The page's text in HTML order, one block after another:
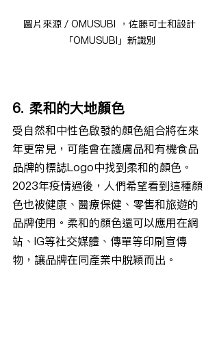
圖片來源／OMUSUBI ，佐藤可士和設計
「OMUSUBI」新識別
6. 柔和的大地顏色
受自然和中性色啟發的顏色組合將在來
年更常見，可能會在護膚品和有機食品
品牌的標誌Logo中找到柔和的顏色。
2023年疫情過後，人們希望看到這種顏
色也被健康、醫療保健、零售和旅遊的
品牌使用。柔和的顏色還可以應用在網
站、IG等社交媒體、傳單等印刷宣傳
物，讓品牌在同產業中脫穎而出。